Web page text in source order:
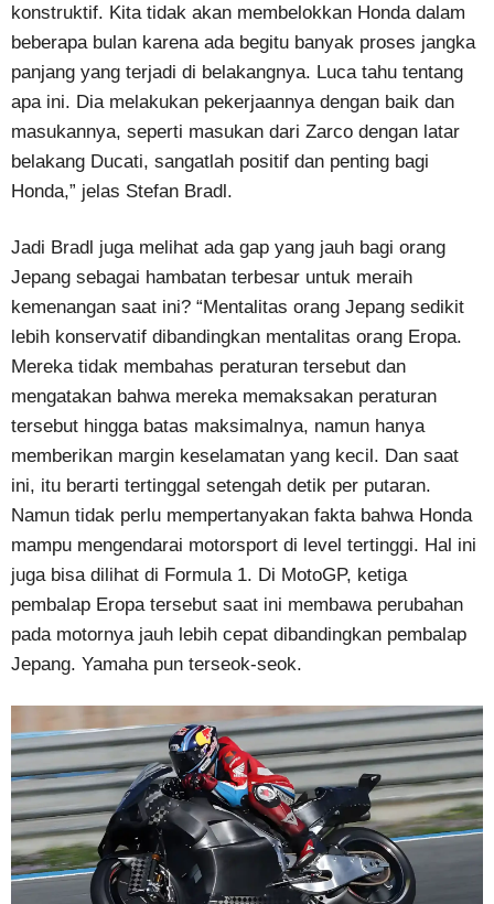
konstruktif. Kita tidak akan membelokkan Honda dalam
beberapa bulan karena ada begitu banyak proses jangka
panjang yang terjadi di belakangnya. Luca tahu tentang
apa ini. Dia melakukan pekerjaannya dengan baik dan
masukannya, seperti masukan dari Zarco dengan latar
belakang Ducati, sangatlah positif dan penting bagi
Honda,” jelas Stefan Bradl.
Jadi Bradl juga melihat ada gap yang jauh bagi orang
Jepang sebagai hambatan terbesar untuk meraih
kemenangan saat ini? “Mentalitas orang Jepang sedikit
lebih konservatif dibandingkan mentalitas orang Eropa.
Mereka tidak membahas peraturan tersebut dan
mengatakan bahwa mereka memaksakan peraturan
tersebut hingga batas maksimalnya, namun hanya
memberikan margin keselamatan yang kecil. Dan saat
ini, itu berarti tertinggal setengah detik per putaran.
Namun tidak perlu mempertanyakan fakta bahwa Honda
mampu mengendarai motorsport di level tertinggi. Hal ini
juga bisa dilihat di Formula 1. Di MotoGP, ketiga
pembalap Eropa tersebut saat ini membawa perubahan
pada motornya jauh lebih cepat dibandingkan pembalap
Jepang. Yamaha pun terseok-seok.